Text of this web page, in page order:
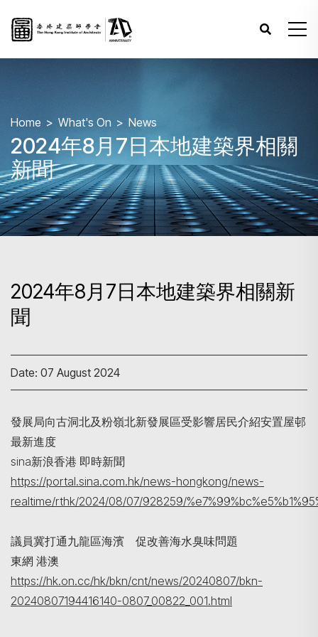
Home What's On News
2024年8月7日本地建築界相關
新聞
2024年8月7日本地建築界相關新
聞
Date: 07 August 2024
發展局向古洞北及粉嶺北新發展區受影響居民介紹安置屋邨
最新進度
sina新浪香港 即時新聞
https://portal.sina.com.hk/news-hongkong/news-
realtime/rthk/2024/08/07/928259/
議員冀打通九龍區海濱 促改善海水臭味問題
東網 港澳
https://hk.on.cc/hk/bkn/cnt/news/20240807/bkn-
20240807194416140-0807_00822_001.html